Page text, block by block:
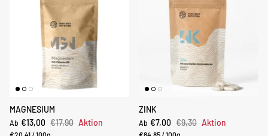
MAGNESIUM
Ab €13,00 €17,90 Aktion
ZINK
Ab €7,00 €9,30 Aktion